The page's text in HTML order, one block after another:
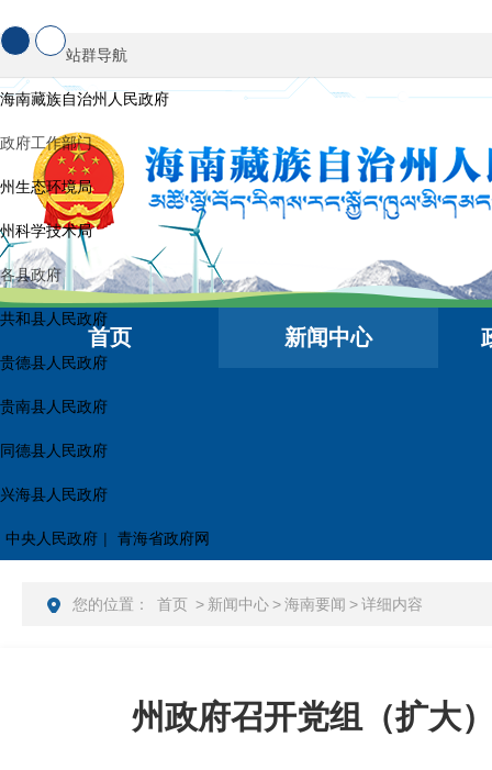
站群导航
海南藏族自治州人民政府
政府工作部门
州生态环境局
州科学技术局
各县政府
共和县人民政府
贵德县人民政府
贵南县人民政府
同德县人民政府
兴海县人民政府
中央人民政府 | 青海省政府网
首页 新闻中心
您的位置： 首页 > 新闻中心>海南要闻 >详细内容
州政府召开党组（扩大